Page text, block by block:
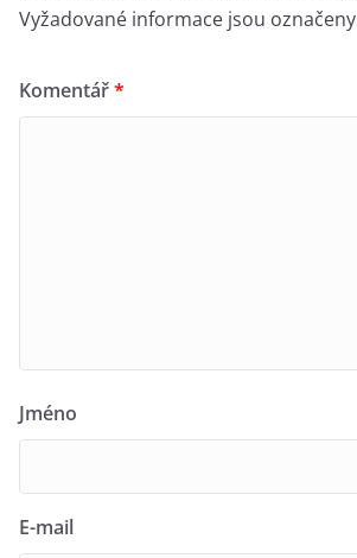
Vyžadované informace jsou označeny
Komentář*
Jméno
E-mail